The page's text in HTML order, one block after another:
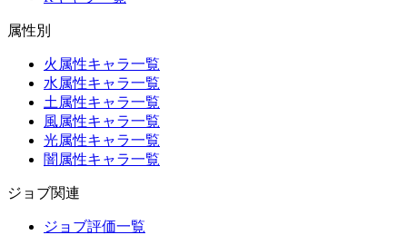
属性別
火属性キャラ一覧
水属性キャラ一覧
土属性キャラ一覧
風属性キャラ一覧
光属性キャラ一覧
闇属性キャラ一覧
ジョブ関連
ジョブ評価一覧